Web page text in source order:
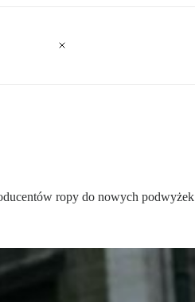
ropy do nowych podwyżek